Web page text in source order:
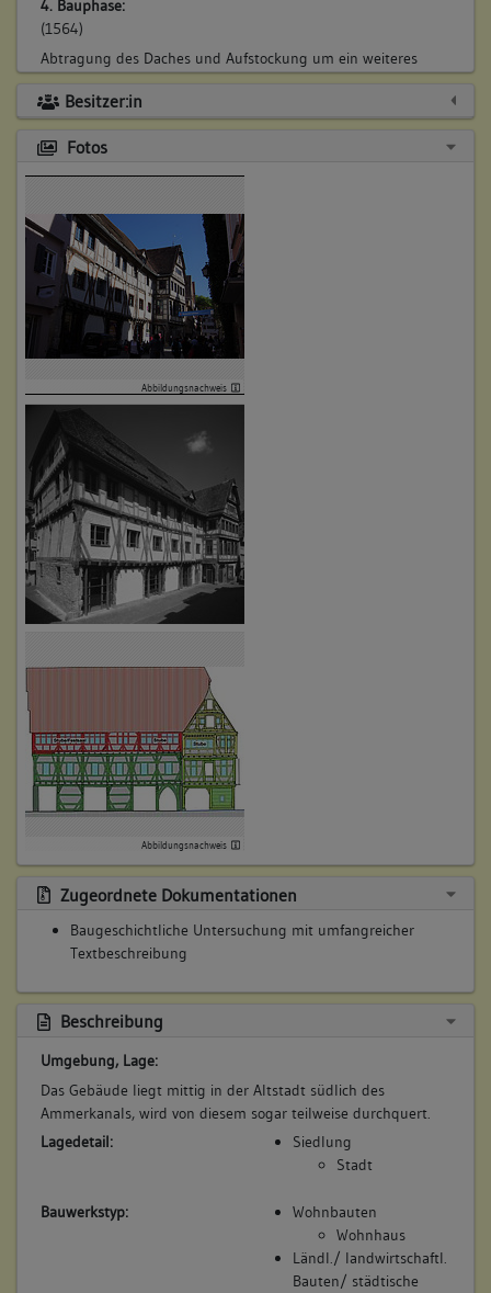
4. Bauphase:
(1564)
Abtragung des Daches und Aufstockung um ein weiteres
Stockwerk auf dem Querbau. Altes Dachgerüst und
Dachsparren in Kombination mit neuem liegenden Stuhl
wieder verwendet. Neue Nutzung des Querbaus mit einer
Wohneinheit und einem großen Saal.
Betroffene Gebäudeteile:
keine
Bauwerkstyp:
Anlagen für Bildung, Kunst und Wissenschaft
Schule, Kindergarten
Ländl./ landwirtschaftl. Bauten/ städtische Nebengeb.
Lagergebäude
(1607)
Abtragung des Daches und Aufstockung eines weiteren
Stockwerkes auf dem Hauptbau. Hier wird ebenfalls ein Saal
eingerichtet. Nach archivalischen Untersuchungen wird dieser
Schickhard zugeschrieben und als Schule genutzt
Betroffene Gebäudeteile:
keine
Verschiedene innere Umbauten unter anderem werden neue,
größere Fenster eingebaut und das Gebäude verputzt. Bis
1892 bleibt das Gebäude Korn- und Schulhaus. Danach
wechselnde Nutzungen.
keine
7. Bauphase:
(1992)
Betroffene Gebäudeteile:
Bauwerkstyp:
Anlagen für Bildung, Kunst und Wissenschaft
Museum/Ausstellungsgebäude
Besitzer:in
Fotos
Abbildungsnachweis
Abbildungsnachweis
Zugeordnete Dokumentationen
Baugeschichtliche Untersuchung mit umfangreicher
Textbeschreibung
Beschreibung
Umgebung, Lage:
Das Gebäude liegt mittig in der Altstadt südlich des
Ammerkanals, wird von diesem sogar teilweise durchquert.
Lagedetail:
Siedlung
Stadt
Bauwerkstyp:
Wohnbauten
Wohnhaus
Ländl./ landwirtschaftl.
Bauten/ städtische